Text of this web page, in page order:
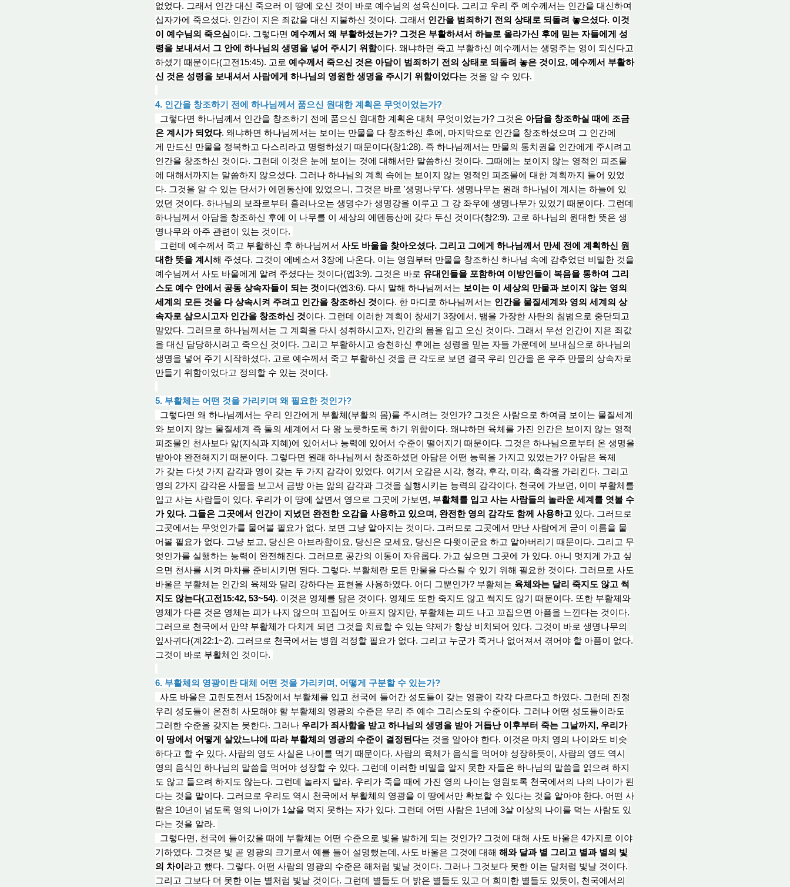
없었다. 그래서 인간 대신 죽으러 이 땅에 오신 것이 바로 예수님의 성육신이다. 그리고 우리 주 예수께서는 인간을 대신하여
십자가에 죽으셨다. 인간이 지은 죄값을 대신 지불하신 것이다. 그래서 인간을 범죄하기 전의 상태로 되돌려 놓으셨다. 이것
이 예수님의 죽으심이다. 그렇다면 예수께서 왜 부활하셨는가? 그것은 부활하셔서 하늘로 올라가신 후에 믿는 자들에게 성
령을 보내셔서 그 안에 하나님의 생명을 넣어 주시기 위함이다. 왜냐하면 죽고 부활하신 예수께서는 생명주는 영이 되신다고
하셨기 때문이다(고전15:45). 고로 예수께서 죽으신 것은 아담이 범죄하기 전의 상태로 되돌려 놓은 것이요, 예수께서 부활하
신 것은 성령을 보내셔서 사람에게 하나님의 영원한 생명을 주시기 위함이었다는 것을 알 수 있다.
4. 인간을 창조하기 전에 하나님께서 품으신 원대한 계획은 무엇이었는가?
그렇다면 하나님께서 인간을 창조하기 전에 품으신 원대한 계획은 대체 무엇이었는가? 그것은 아담을 창조하실 때에 조금
은 계시가 되었다. 왜냐하면 하나님께서는 보이는 만물을 다 창조하신 후에, 마지막으로 인간을 창조하셨으며 그 인간에
게 만드신 만물을 정복하고 다스리라고 명령하셨기 때문이다(창1:28). 즉 하나님께서는 만물의 통치권을 인간에게 주시려고
인간을 창조하신 것이다. 그런데 이것은 눈에 보이는 것에 대해서만 말씀하신 것이다. 그때에는 보이지 않는 영적인 피조물
에 대해서까지는 말씀하지 않으셨다. 그러나 하나님의 계획 속에는 보이지 않는 영적인 피조물에 대한 계획까지 들어 있었
다. 그것을 알 수 있는 단서가 에덴동산에 있었으니, 그것은 바로 '생명나무'다. 생명나무는 원래 하나님이 계시는 하늘에 있
었던 것이다. 하나님의 보좌로부터 흘러나오는 생명수가 생명강을 이루고 그 강 좌우에 생명나무가 있었기 때문이다. 그런데
하나님께서 아담을 창조하신 후에 이 나무를 이 세상의 에덴동산에 갖다 두신 것이다(창2:9). 고로 하나님의 원대한 뜻은 생
명나무와 아주 관련이 있는 것이다.
그런데 예수께서 죽고 부활하신 후 하나님께서 사도 바울을 찾아오셨다. 그리고 그에게 하나님께서 만세 전에 계획하신 원
대한 뜻을 계시해 주셨다. 그것이 에베소서 3장에 나온다. 이는 영원부터 만물을 창조하신 하나님 속에 감추었던 비밀한 것을
예수님께서 사도 바울에게 알려 주셨다는 것이다(엡3:9). 그것은 바로 유대인들을 포함하여 이방인들이 복음을 통하여 그리
스도 예수 안에서 공동 상속자들이 되는 것이다(엡3:6). 다시 말해 하나님께서는 보이는 이 세상의 만물과 보이지 않는 영의
세계의 모든 것을 다 상속시켜 주려고 인간을 창조하신 것이다. 한 마디로 하나님께서는 인간을 물질세계와 영의 세계의 상
속자로 삼으시고자 인간을 창조하신 것이다. 그런데 이러한 계획이 창세기 3장에서, 뱀을 가장한 사탄의 침범으로 중단되고
말았다. 그러므로 하나님께서는 그 계획을 다시 성취하시고자, 인간의 몸을 입고 오신 것이다. 그래서 우선 인간이 지은 죄값
을 대신 담당하시려고 죽으신 것이다. 그리고 부활하시고 승천하신 후에는 성령을 믿는 자들 가운데에 보내심으로 하나님의
생명을 넣어 주기 시작하셨다. 고로 예수께서 죽고 부활하신 것을 큰 각도로 보면 결국 우리 인간을 온 우주 만물의 상속자로
만들기 위함이었다고 정의할 수 있는 것이다.
5. 부활체는 어떤 것을 가리키며 왜 필요한 것인가?
그렇다면 왜 하나님께서는 우리 인간에게 부활체(부활의 몸)를 주시려는 것인가? 그것은 사람으로 하여금 보이는 물질세계
와 보이지 않는 물질세계 즉 둘의 세계에서 다 왕 노릇하도록 하기 위함이다. 왜냐하면 육체를 가진 인간은 보이지 않는 영적
피조물인 천사보다 앎(지식과 지혜)에 있어서나 능력에 있어서 수준이 떨어지기 때문이다. 그것은 하나님으로부터 온 생명을
받아야 완전해지기 때문이다. 그렇다면 원래 하나님께서 창조하셨던 아담은 어떤 능력을 가지고 있었는가? 아담은 육체
가 갖는 다섯 가지 감각과 영이 갖는 두 가지 감각이 있었다. 여기서 오감은 시각, 청각, 후각, 미각, 촉각을 가리킨다. 그리고
영의 2가지 감각은 사물을 보고서 금방 아는 앎의 감각과 그것을 실행시키는 능력의 감각이다. 천국에 가보면, 이미 부활체를
입고 사는 사람들이 있다. 우리가 이 땅에 살면서 영으로 그곳에 가보면, 부활체를 입고 사는 사람들의 놀라운 세계를 엿볼 수
가 있다. 그들은 그곳에서 인간이 지녔던 완전한 오감을 사용하고 있으며, 완전한 영의 감각도 함께 사용하고 있다. 그러므로
그곳에서는 무엇인가를 물어볼 필요가 없다. 보면 그냥 알아지는 것이다. 그러므로 그곳에서 만난 사람에게 굳이 이름을 물
어볼 필요가 없다. 그냥 보고, 당신은 아브라함이요, 당신은 모세요, 당신은 다윗이군요 하고 알아버리기 때문이다. 그리고 무
엇인가를 실행하는 능력이 완전해진다. 그러므로 공간의 이동이 자유롭다. 가고 싶으면 그곳에 가 있다. 아니 멋지게 가고 싶
으면 천사를 시켜 마차를 준비시키면 된다. 그렇다. 부활체란 모든 만물을 다스릴 수 있기 위해 필요한 것이다. 그러므로 사도
바울은 부활체는 인간의 육체와 달리 강하다는 표현을 사용하였다. 어디 그뿐인가? 부활체는 육체와는 달리 죽지도 않고 썩
지도 않는다(고전15:42, 53~54). 이것은 영체를 닮은 것이다. 영체도 또한 죽지도 않고 썩지도 않기 때문이다. 또한 부활체와
영체가 다른 것은 영체는 피가 나지 않으며 꼬집어도 아프지 않지만, 부활체는 피도 나고 꼬집으면 아픔을 느낀다는 것이다.
그러므로 천국에서 만약 부활체가 다치게 되면 그것을 치료할 수 있는 약제가 항상 비치되어 있다. 그것이 바로 생명나무의
잎사귀다(계22:1~2). 그러므로 천국에서는 병원 걱정할 필요가 없다. 그리고 누군가 죽거나 없어져서 겪어야 할 아픔이 없다.
그것이 바로 부활체인 것이다.
6. 부활체의 영광이란 대체 어떤 것을 가리키며, 어떻게 구분할 수 있는가?
사도 바울은 고린도전서 15장에서 부활체를 입고 천국에 들어간 성도들이 갖는 영광이 각각 다르다고 하였다. 그런데 진정
우리 성도들이 온전히 사모해야 할 부활체의 영광의 수준은 우리 주 예수 그리스도의 수준이다. 그러나 어떤 성도들이라도
그러한 수준을 갖지는 못한다. 그러나 우리가 죄사함을 받고 하나님의 생명을 받아 거듭난 이후부터 죽는 그날까지, 우리가
이 땅에서 어떻게 살았느냐에 따라 부활체의 영광의 수준이 결정된다는 것을 알아야 한다. 이것은 마치 영의 나이와도 비슷
하다고 할 수 있다. 사람의 영도 사실은 나이를 먹기 때문이다. 사람의 육체가 음식을 먹어야 성장하듯이, 사람의 영도 역시
영의 음식인 하나님의 말씀을 먹어야 성장할 수 있다. 그런데 이러한 비밀을 알지 못한 자들은 하나님의 말씀을 읽으려 하지
도 않고 들으려 하지도 않는다. 그런데 놀라지 말라. 우리가 죽을 때에 가진 영의 나이는 영원토록 천국에서의 나의 나이가 된
다는 것을 말이다. 그러므로 우리도 역시 천국에서 부활체의 영광을 이 땅에서만 확보할 수 있다는 것을 알아야 한다. 어떤 사
람은 10년이 넘도록 영의 나이가 1살을 먹지 못하는 자가 있다. 그런데 어떤 사람은 1년에 3살 이상의 나이를 먹는 사람도 있
다는 것을 알라.
그렇다면, 천국에 들어갔을 때에 부활체는 어떤 수준으로 빛을 발하게 되는 것인가? 그것에 대해 사도 바울은 4가지로 이야
기하였다. 그것은 빛 곧 영광의 크기로서 예를 들어 설명했는데, 사도 바울은 그것에 대해 해와 달과 별 그리고 별과 별의 빛
의 차이라고 했다. 그렇다. 어떤 사람의 영광의 수준은 해처럼 빛날 것이다. 그러나 그것보다 못한 이는 달처럼 빛날 것이다.
그리고 그보다 더 못한 이는 별처럼 빛날 것이다. 그런데 별들도 더 밝은 별들도 있고 더 희미한 별들도 있듯이, 천국에서의